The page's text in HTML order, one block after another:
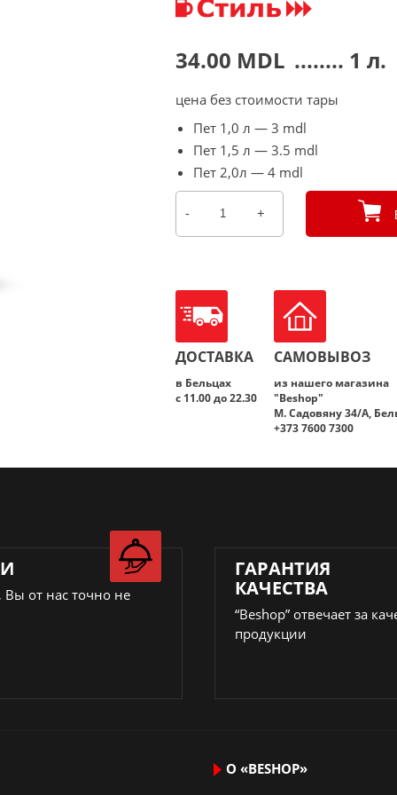
34.00 MDL ........ 1 л.
цена без стоимости тары
Пет 1,0 л — 3 mdl
Пет 1,5 л — 3.5 mdl
Пет 2,0л — 4 mdl
Количество
Fresh
Hop
- +
ДОСТАВКА
в Бельцах
с 11.00 до 22.30
САМОВЫВОЗ
из нашего магазина
"Beshop"
M. Садовяну 34/A,
+373 7600 7300
от нас точно не
ГАРАНТИЯ
КАЧЕСТВА
“Beshop” отвечает за
продукции
О «BESHOP»